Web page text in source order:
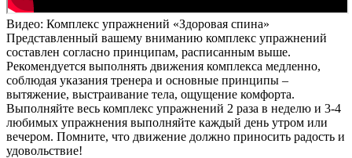
Видео: Комплекс упражнений «Здоровая спина»
Представленный вашему вниманию комплекс упражнений
составлен согласно принципам, расписанным выше.
Рекомендуется выполнять движения комплекса медленно,
соблюдая указания тренера и основные принципы –
вытяжение, выстраивание тела, ощущение комфорта.
Выполняйте весь комплекс упражнений 2 раза в неделю и 3-4
любимых упражнения выполняйте каждый день утром или
вечером. Помните, что движение должно приносить радость и
удовольствие!